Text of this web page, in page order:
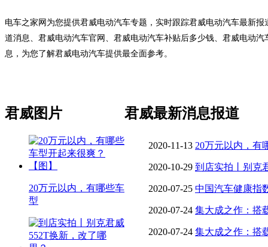
电车之家网为您提供君威电动汽车专题，实时跟踪君威电动汽车最新
道消息、君威电动汽车官网、君威电动汽车补贴后多少钱、君威电动
息，为您了解君威电动汽车提供最全面参考。
君威图片
20万元以内，有哪些车
型
君威最新消息报道
2020-11-13 20万元以内，有
2020-10-29 到店实拍丨别克
2020-07-25 中国汽车健康指
2020-07-24 集大成之作：搭
蓝7三电技术解析 【图】
2020-07-24 集大成之作：搭